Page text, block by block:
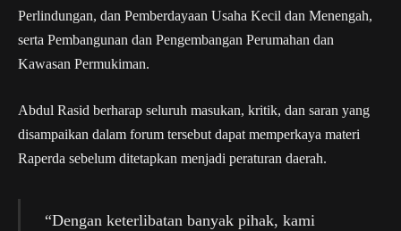
Perlindungan, dan Pemberdayaan Usaha Kecil dan Menengah,
serta Pembangunan dan Pengembangan Perumahan dan
Kawasan Permukiman.
Abdul Rasid berharap seluruh masukan, kritik, dan saran yang
disampaikan dalam forum tersebut dapat memperkaya materi
Raperda sebelum ditetapkan menjadi peraturan daerah.
“Dengan keterlibatan banyak pihak, kami